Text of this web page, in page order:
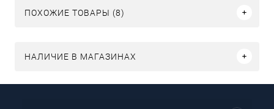
ПОХОЖИЕ ТОВАРЫ (8)
НАЛИЧИЕ В МАГАЗИНАХ